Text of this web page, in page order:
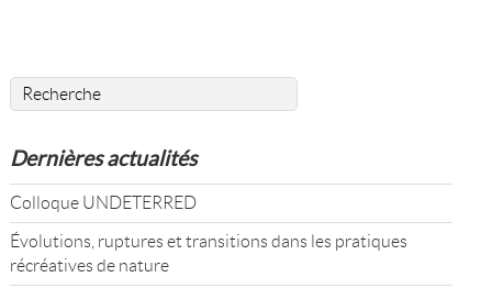
Dernières actualités
Colloque UNDETERRED
Évolutions, ruptures et transitions dans les pratiques
récréatives de nature